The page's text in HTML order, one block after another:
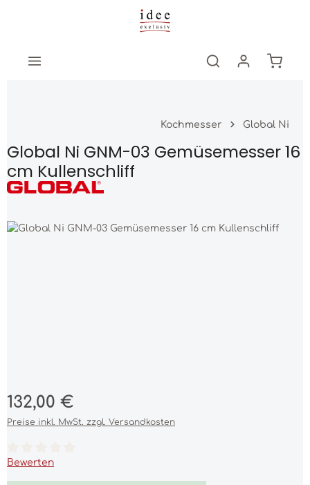
Zum Hauptinhalt springen
Kochmesser Global Ni
Global Ni GNM-03 Gemüsemesser 16
cm Kullenschliff
Bildergalerie überspringen
Regulärer Preis:
132,00 €
Preise inkl. MwSt. zzgl. Versandkosten
Durchschnittliche Bewertung von 0 von 5 Sternen
Bewerten